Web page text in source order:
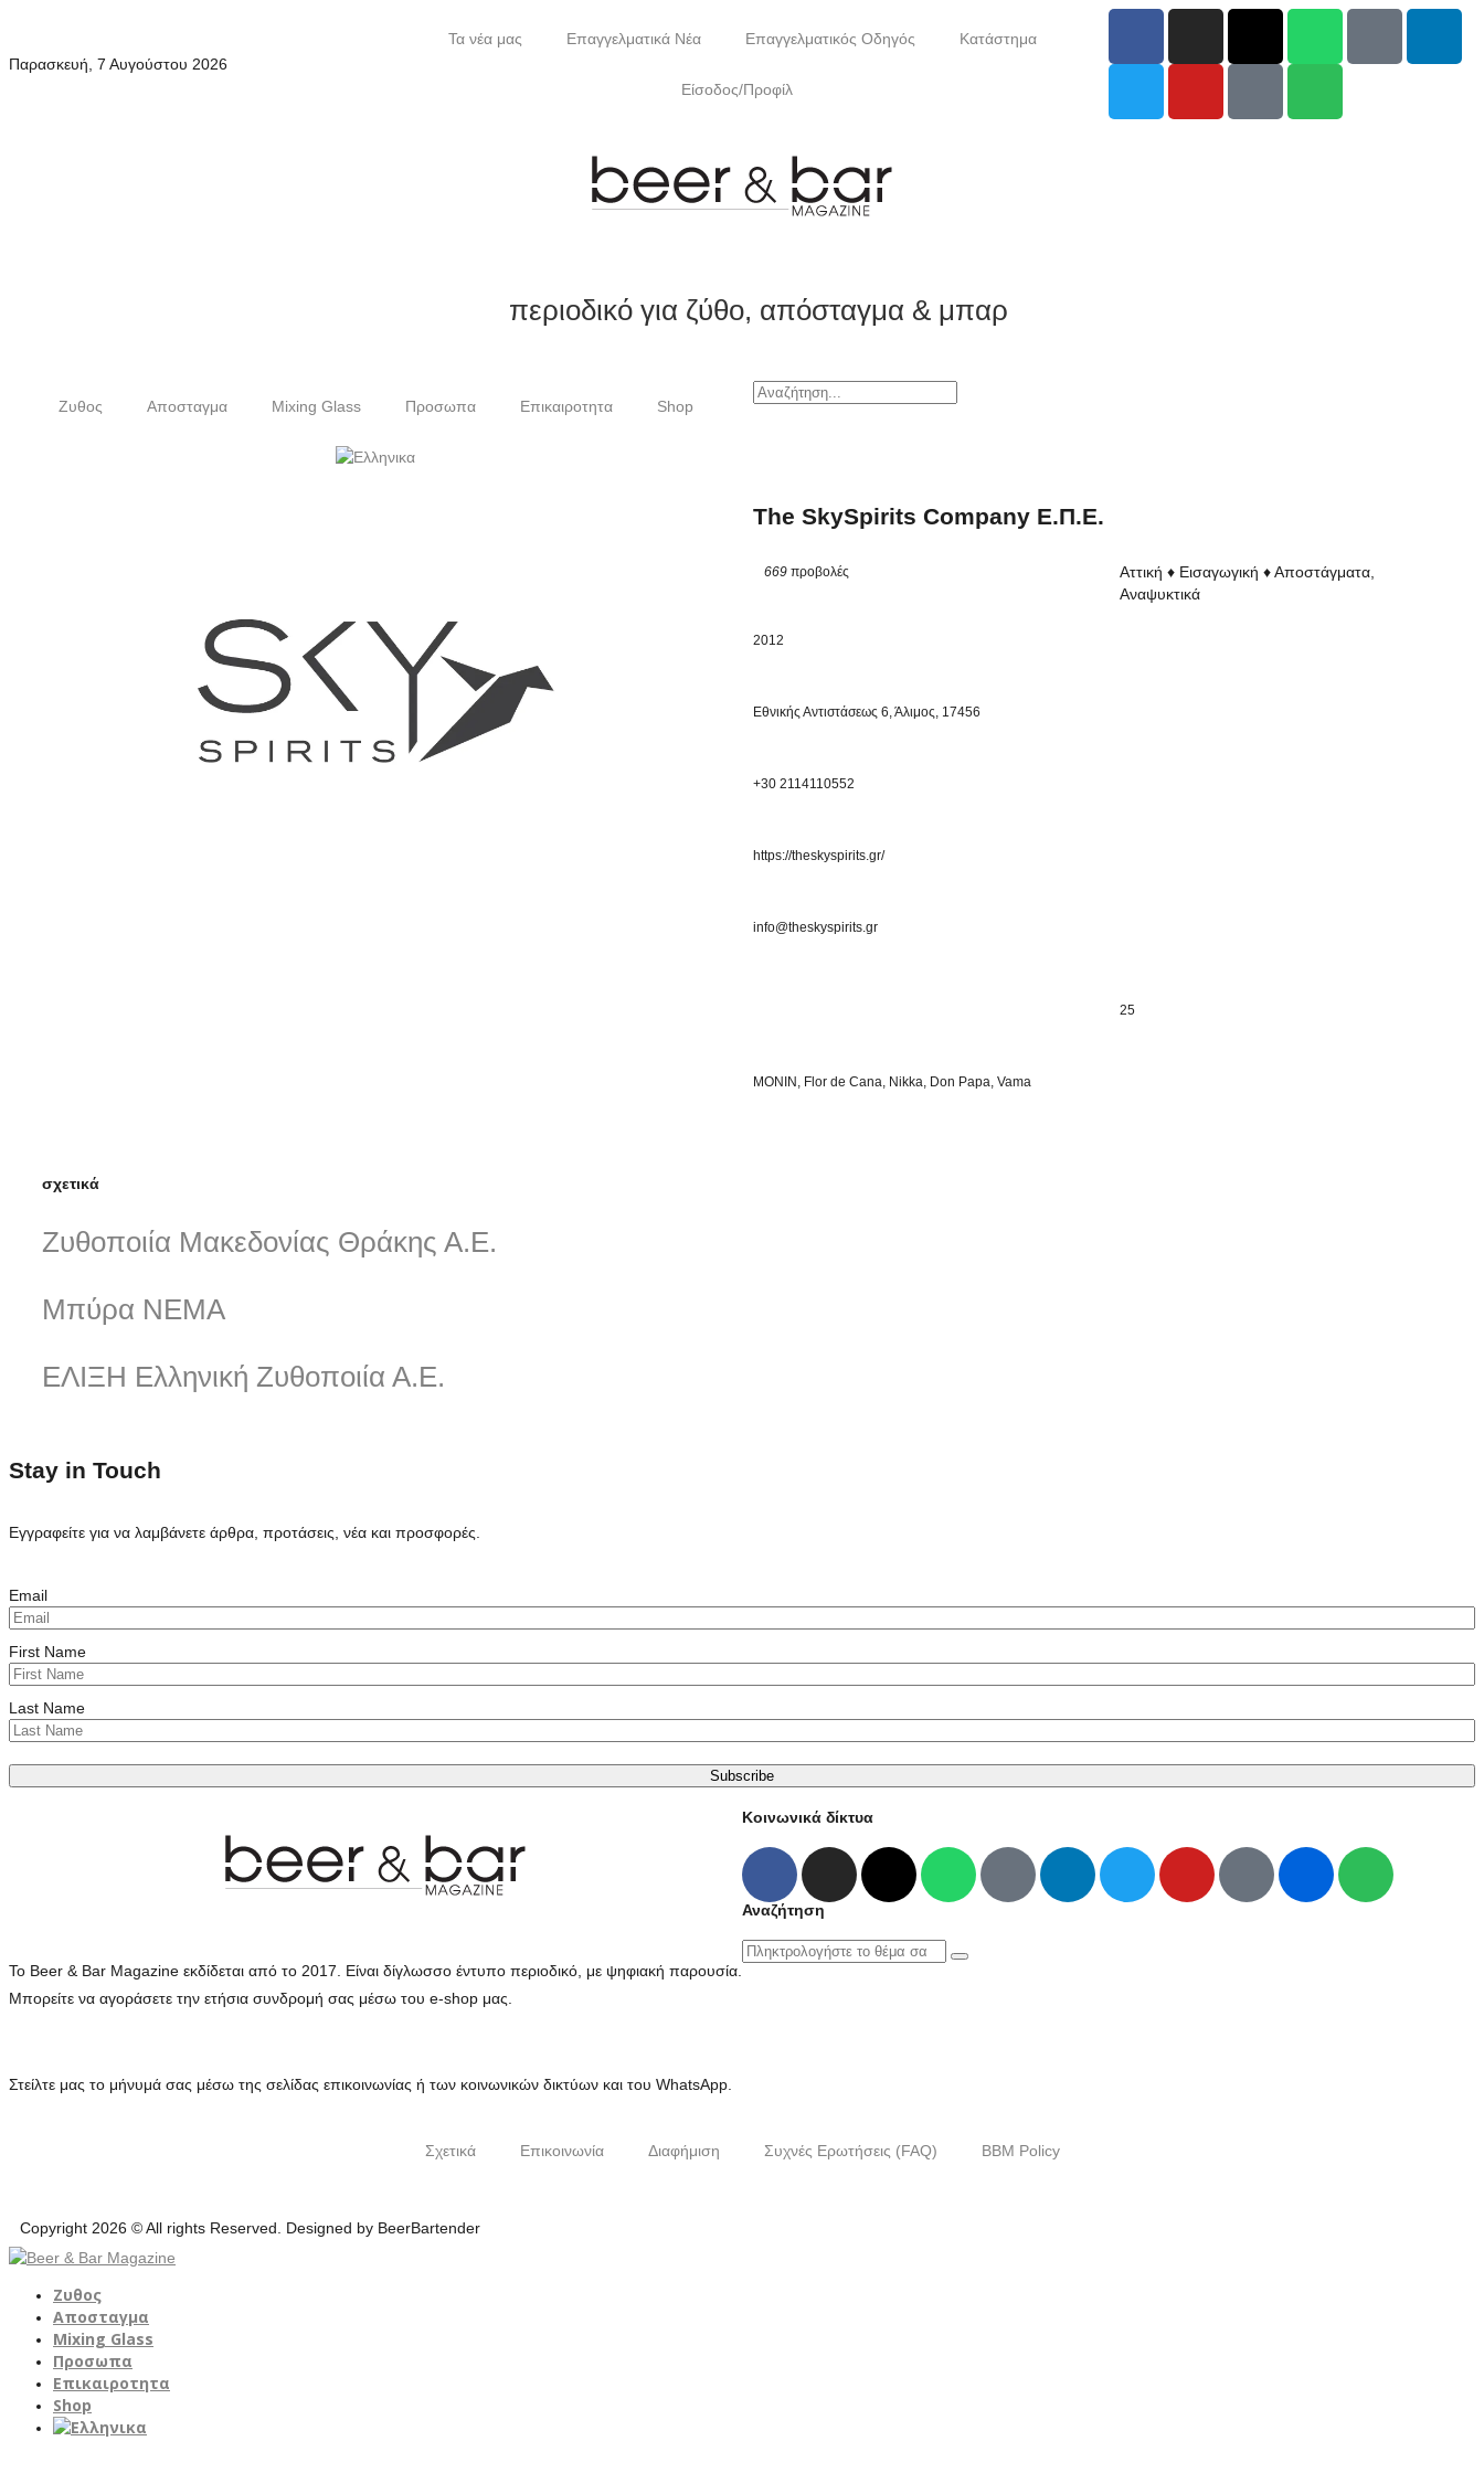
Παρασκευή, 7 Αυγούστου 2026
Τα νέα μας Επαγγελματικά Νέα Επαγγελματικός Οδηγός Κατάστημα
Είσοδος/Προφίλ
περιοδικό για ζύθο, απόσταγμα & μπαρ
Ζυθος Αποσταγμα Mixing Glass Προσωπα Επικαιροτητα Shop
The SkySpirits Company Ε.Π.Ε.
669 προβολές
Αττική ♦ Εισαγωγική ♦ Αποστάγματα,
Αναψυκτικά
2012
Εθνικής Αντιστάσεως 6, Άλιμος, 17456
+30 2114110552
https://theskyspirits.gr/
info@theskyspirits.gr
25
MONIN, Flor de Cana, Nikka, Don Papa, Vama
σχετικά
Ζυθοποιία Μακεδονίας Θράκης Α.Ε.
Μπύρα ΝΕΜΑ
ΕΛΙΞΗ Ελληνική Ζυθοποιία Α.Ε.
Stay in Touch
Εγγραφείτε για να λαμβάνετε άρθρα, προτάσεις, νέα και προσφορές.
Email
First Name
Last Name
Subscribe
Το Beer & Bar Magazine εκδίδεται από το 2017. Είναι δίγλωσσο έντυπο περιοδικό, με ψηφιακή παρουσία.
Μπορείτε να αγοράσετε την ετήσια συνδρομή σας μέσω του e-shop μας.
Στείλτε μας το μήνυμά σας μέσω της σελίδας επικοινωνίας ή των κοινωνικών δικτύων και του WhatsApp.
Κοινωνικά δίκτυα
Αναζήτηση
Σχετικά Επικοινωνία Διαφήμιση Συχνές Ερωτήσεις (FAQ) BBM Policy
Copyright 2026 © All rights Reserved. Designed by BeerBartender
Ζυθος
Αποσταγμα
Mixing Glass
Προσωπα
Επικαιροτητα
Shop